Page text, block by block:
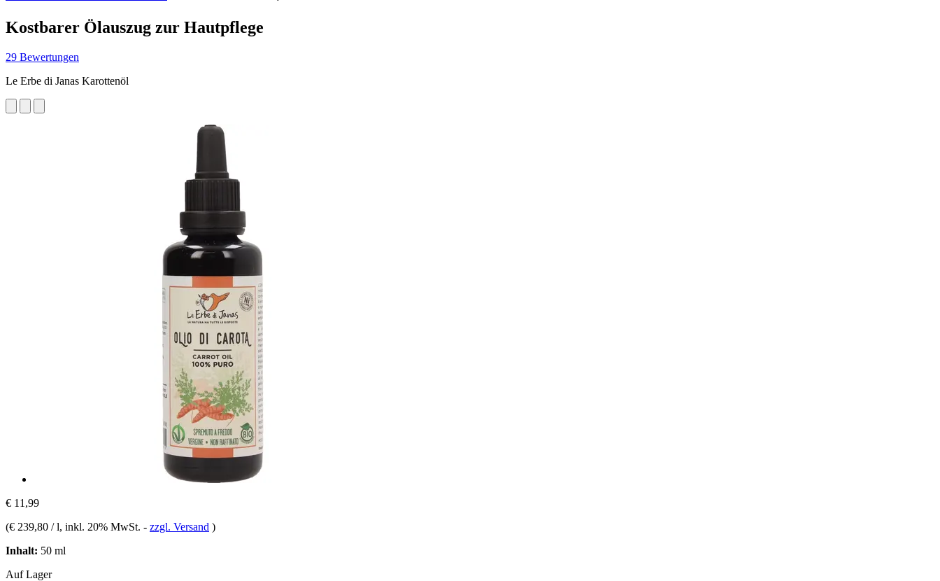
Kostbarer Ölauszug zur Hautpflege
29 Bewertungen
Le Erbe di Janas Karottenöl
€ 11,99
(€ 239,80 / l, inkl. 20% MwSt. - zzgl. Versand )
Inhalt: 50 ml
Auf Lager